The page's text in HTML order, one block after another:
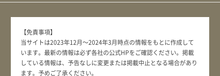
【免責事項】
当サイトは2023年12月～2024年3月時点の情報をもとに作成して
います。最新の情報は必ず各社の公式HPをご確認ください。掲載
している情報は、予告なしに変更または掲載中止となる場合があり
ます。予めご了承ください。